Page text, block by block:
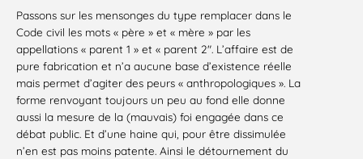
Passons sur les mensonges du type remplacer dans le
Code civil les mots « père » et « mère » par les
appellations « parent 1 » et « parent 2″. L’affaire est de
pure fabrication et n’a aucune base d’existence réelle
mais permet d’agiter des peurs « anthropologiques ». La
forme renvoyant toujours un peu au fond elle donne
aussi la mesure de la (mauvais) foi engagée dans ce
débat public. Et d’une haine qui, pour être dissimulée
n’en est pas moins patente. Ainsi le détournement du